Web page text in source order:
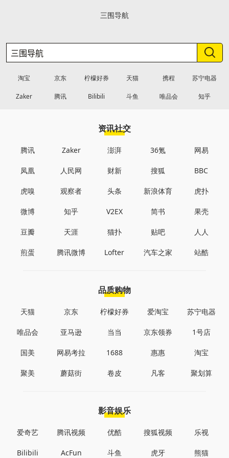
三围导航
淘宝 京东 柠檬好券 天猫 携程 苏宁电器
Zaker 腾讯 Bilibili 斗鱼 唯品会 知乎
资讯社交
腾讯 Zaker 澎湃 36氪 网易
凤凰 人民网 财新 搜狐 BBC
虎嗅 观察者 头条 新浪体育 虎扑
微博 知乎 V2EX 简书 果壳
豆瓣 天涯 猫扑 贴吧 人人
煎蛋 腾讯微博 Lofter 汽车之家 站酷
品质购物
天猫 京东 柠檬好券 爱淘宝 苏宁电器
唯品会 亚马逊 当当 京东领券 1号店
国美 网易考拉 1688 惠惠 淘宝
聚美 蘑菇街 卷皮 凡客 聚划算
影音娱乐
爱奇艺 腾讯视频 优酷 搜狐视频 乐视
Bilibili AcFun 斗鱼 虎牙 熊猫